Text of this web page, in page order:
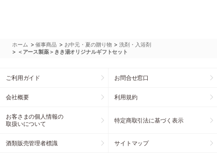
ホーム >催事商品 > お中元・夏の贈り物 >洗剤・入浴剤
> ＜アース製薬＞きき湯オリジナルギフトセット
ご利用ガイド お問合せ窓口
会社概要 利用規約
お客さまの個人情報の
取扱いについて
特定商取引法に基づく表示
酒類販売管理者標識 サイトマップ